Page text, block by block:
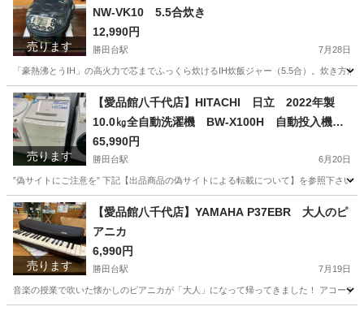
売ります
NW-VK10 5.5合炊き
12,990円
勝田台駅 7月28日
「豪熱沸とうIH」の高火力で芯までふっくら炊けるIH炊飯ジャー（5.5合）。炊き方
千葉 八千代市 勝田台駅 キッチン家電 商品
売ります
【愛品館八千代店】HITACHI 日立 2022年製
10.0㎏全自動洗濯機 BW-X100H 自動投入機能
付き
65,990円
勝田台駅 6月20日
”偽サイトにご注意を” 下記【出品商品の偽サイトによる転載について】を参照下さ
千葉 八千代市 勝田台駅 生活家電
売ります
【愛品館八千代店】YAMAHA P37EBR 大人のピ
アニカ
6,990円
勝田台駅 7月19日
音楽の授業で吹いた懐かしのピアニカが「大人」になって帰ってきました！ アコー